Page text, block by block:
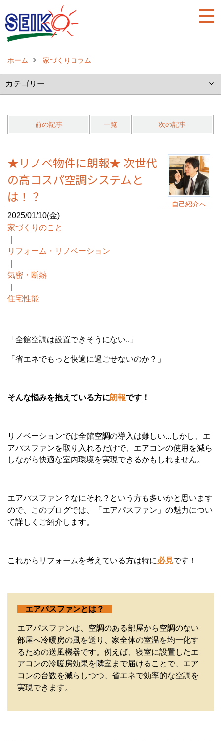
ホーム 家づくりコラム
前の記事 一覧 次の記事
自己紹介へ
★リノベ物件に朗報★ 次世代
の高コスパ空調システムと
は！？
2025/01/10(金)
家づくりのこと
リフォーム・リノベーション
気密・断熱
住宅性能
「全館空調は設置できそうにない..」
「省エネでもっと快適に過ごせないのか？」
そんな悩みを抱えている方に朗報です！
リノベーションでは全館空調の導入は難しい...しかし、エ
アパスファンを取り入れるだけで、エアコンの使用を減ら
しながら快適な室内環境を実現できるかもしれません。
エアパスファン？なにそれ？という方も多いかと思います
ので、このブログでは、「エアパスファン」の魅力につい
て詳しくご紹介します。
これからリフォームを考えている方は特に必見です！
エアパスファンとは？
エアパスファンは、空調のある部屋から空調のない
部屋へ冷暖房の風を送り、家全体の室温を均一化す
るための送風機器です。例えば、寝室に設置したエ
アコンの冷暖房効果を隣室まで届けることで、エア
コンの台数を減らしつつ、省エネで効率的な空調を
実現できます。